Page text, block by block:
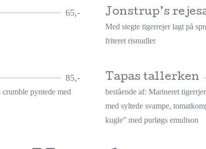
65,- Jonstrup’s
Med stegte tigerrejer lagt på
friteret risnudler
85,-
pyntede med
Tapas tallerken
bestående af: Marineret
med syltede svampe,
kugle” med purløgs emulison